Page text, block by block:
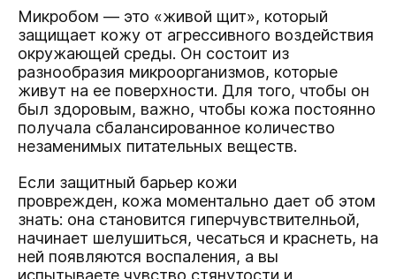
Микробом — это «живой щит», который
защищает кожу от агрессивного воздействия
окружающей среды. Он состоит из
разнообразия микроорганизмов, которые
живут на ее поверхности. Для того, чтобы он
был здоровым, важно, чтобы кожа постоянно
получала сбалансированное количество
незаменимых питательных веществ.
Если защитный барьер кожи
проврежден, кожа моментально дает об этом
знать: она становится гиперчувствителньой,
начинает шелушиться, чесаться и краснеть, на
ней появляются воспаления, а вы
испытываете чувство стянутости и